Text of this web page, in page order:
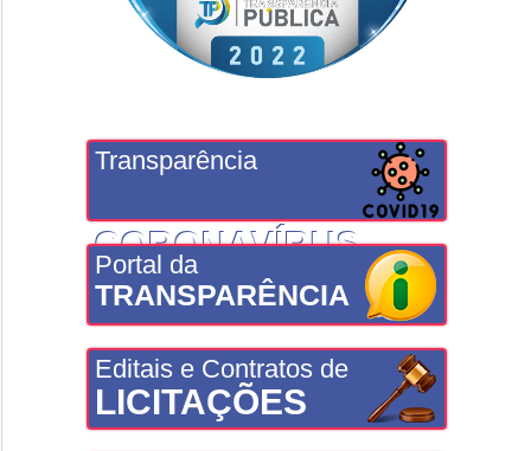
Transparência
CORONAVÍRUS
Portal da
TRANSPARÊNCIA
Editais e Contratos de
LICITAÇÕES